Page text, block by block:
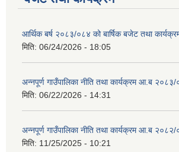
आर्थिक बर्ष २०८३/०८४ को बार्षिक बजेट तथा
मिति: 06/24/2026 - 18:05
अन्नपूर्ण गाउँपालिका नीति तथा कार्यक्रम आ.ब
मिति: 06/22/2026 - 14:31
अन्नपूर्ण गाउँपालिका नीति तथा कार्यक्रम आ.ब
मिति: 11/25/2025 - 10:21